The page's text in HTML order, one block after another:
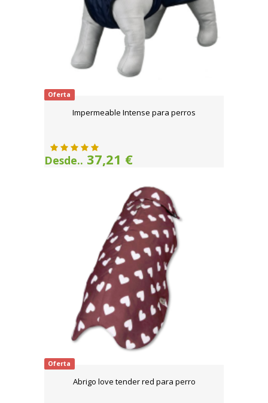
Oferta
Impermeable Intense para perros
Desde.. 37,21 €
Oferta
Abrigo love tender red para perro